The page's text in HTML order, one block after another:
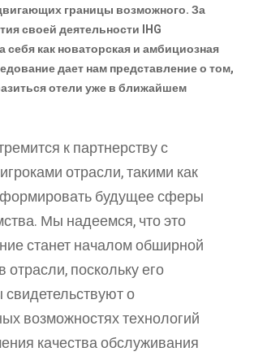
границы возможного. За
своей деятельности IHG
себя как новаторская и амбициозная
дает нам представление о том,
отели уже в ближайшем
к партнерству с
отрасли, такими как
формировать будущее сферы
Мы надеемся, что это
станет началом обширной
отрасли, поскольку его
свидетельствуют о
возможностях технологий
качества обслуживания